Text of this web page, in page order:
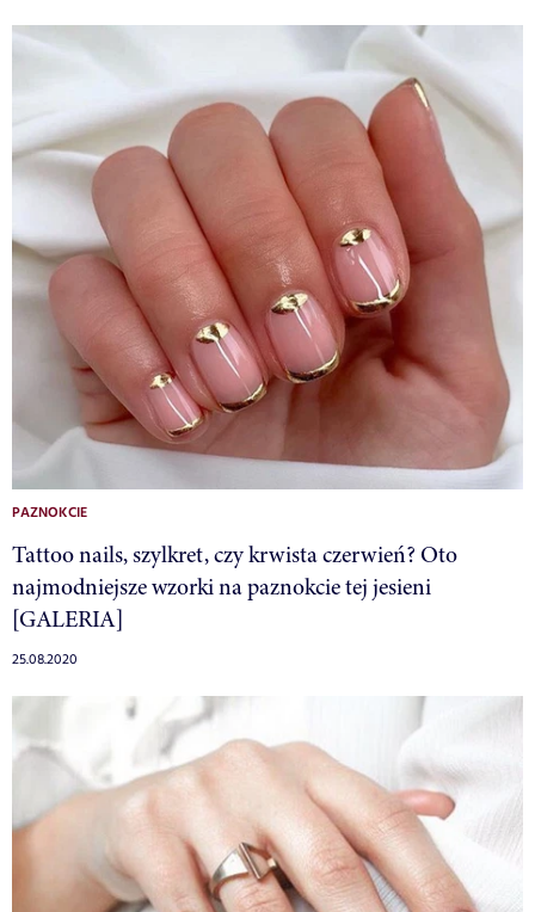
PAZNOKCIE
Tattoo nails, szylkret, czy krwista czerwień? Oto
najmodniejsze wzorki na paznokcie tej jesieni
[GALERIA]
25.08.2020